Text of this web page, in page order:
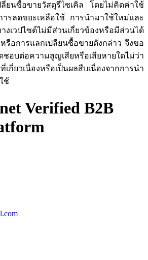
ยนซื้อขายวัสดุรีไซเคิล โดยไม่คิดค่าใช้
รลดขยะเหลือใช้ การนำมาใช้ใหม่และ
เวปไซต์ไม่มีส่วนเกี่ยวข้องหรือมีส่วนได้
รือการแลกเปลียนซื้อขายดังกล่าว จึงขอ
อบต่อความสูญเสียหรือเสียหายใดไม่ว่า
กี่ยวเนื่องหรือเป็นผลสืบเนื่องจากการนำ
ช้
Verified B2B